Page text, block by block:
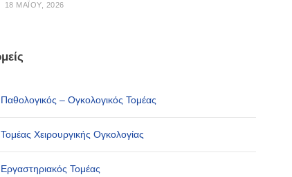
18 ΜΑΪ́ΟΥ, 2026
Παθολογικός – Ογκολογικός Τομέας
Τομέας Χειρουργικής Ογκολογίας
Εργαστηριακός Τομέας